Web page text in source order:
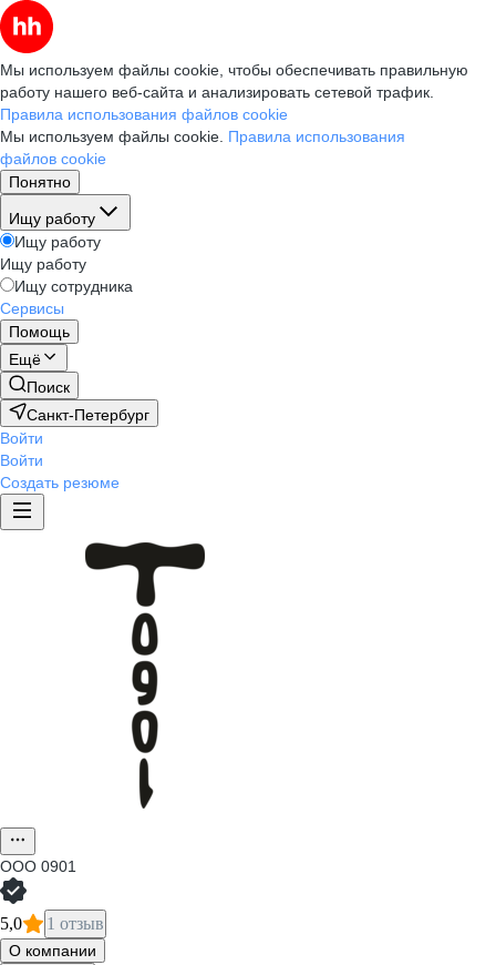
Мы используем файлы cookie, чтобы обеспечивать правильную
работу нашего веб-сайта и анализировать сетевой трафик.
Правила использования файлов cookie
Мы используем файлы cookie. Правила использования
файлов cookie
Понятно
Ищу работу
Ищу работу
Ищу работу
Ищу сотрудника
Сервисы
Помощь
Ещё
Поиск
Санкт-Петербург
Войти
Войти
Создать резюме
ООО 0901
5,0 1 отзыв
О компании